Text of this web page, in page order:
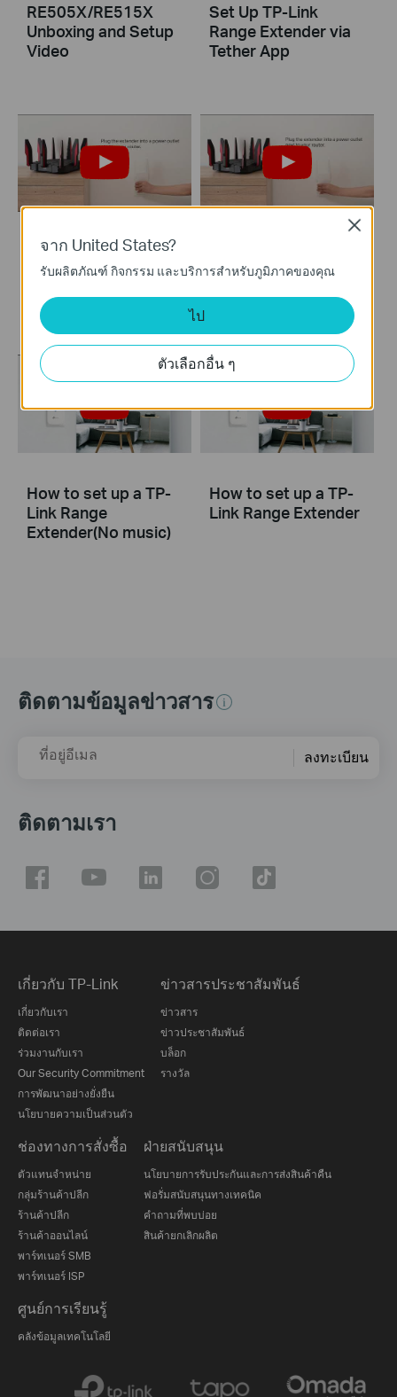
RE505X/RE515X
Unboxing and Setup
Video
Set Up TP-Link
Range Extender via
Tether App
Set Up TP-Link
Range Extender via
Range Extender via
How to set up a TP-
Link Range
Extender(No music)
How to set up a TP-
Link Range Extender
ติดตามข้อมูลข่าวสาร
ที่อยู่อีเมล ลงทะเบียน
ติดตามเรา
เกี่ยวกับ TP-Link
เกี่ยวกับเรา
ติดต่อเรา
ร่วมงานกับเรา
Our Security Commitment
การพัฒนาอย่างยั่งยืน
นโยบายความเป็นส่วนตัว
ข่าวสารประชาสัมพันธ์
ข่าวสาร
ข่าวประชาสัมพันธ์
บล็อก
รางวัล
ช่องทางการสั่งซื้อ
ตัวแทนจำหน่าย
กลุ่มร้านค้าปลีก
ร้านค้าปลีก
ร้านค้าออนไลน์
พาร์ทเนอร์ SMB
พาร์ทเนอร์ ISP
ฝ่ายสนับสนุน
นโยบายการรับประกันและการส่งสินค้าคืน
ฟอรั่มสนับสนุนทางเทคนิค
คำถามที่พบบ่อย
สินค้ายกเลิกผลิต
ศูนย์การเรียนรู้
คลังข้อมูลเทคโนโลยี
จาก United States?
รับผลิตภัณฑ์ กิจกรรม และบริการสำหรับภูมิภาคของคุณ
ไป
ตัวเลือกอื่น ๆ
Close